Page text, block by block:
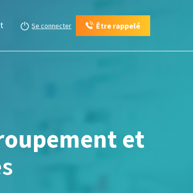
Se connecter Être rappelé
et